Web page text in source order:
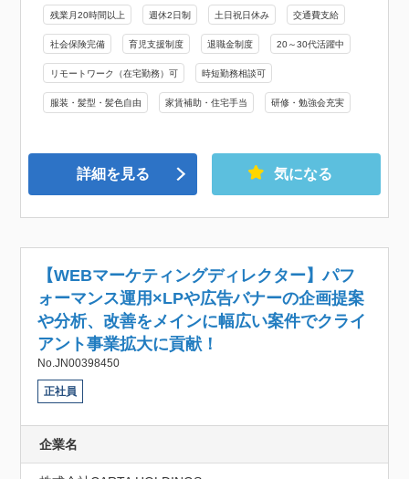
残業月20時間以上 週休2日制 土日祝日休み 交通費支給
社会保険完備 育児支援制度 退職金制度 20～30代活躍中
リモートワーク（在宅勤務）可 時短勤務相談可
服装・髪型・髪色自由 家賃補助・住宅手当 研修・勉強会充実
詳細を見る 気になる
【WEBマーケティングディレクター】パフ
ォーマンス運用×LPや広告バナーの企画提案
や分析、改善をメインに幅広い案件でクライ
アント事業拡大に貢献！
No.JN00398450
正社員
企業名